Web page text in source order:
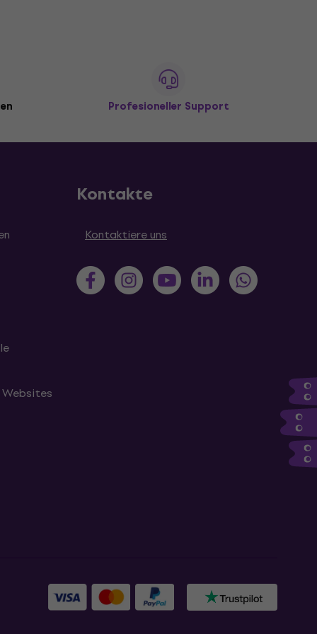
Profesioneller Support
Kontakte
Kontaktiere uns